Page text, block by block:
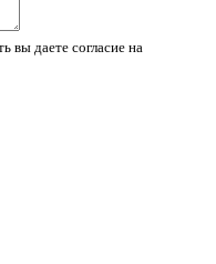
вы даете согласие на